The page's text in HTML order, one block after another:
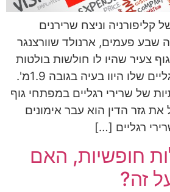
קליפורניה וניצח שרירנים
שבע פעמים, ארנולד שוורצנגר
צעיר שהיו לו חולשות בולטות
(ברצינות). שרירי הרגליים שלו היוו בעיה בגובה 1.9מ'.
של שרירי רגליים במפתחי גוף
גזר הדין הוא עבר אימונים
רגליים […]
חופשיות, האם
זה?